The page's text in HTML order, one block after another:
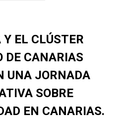
EL CLÚSTER
DE CANARIAS
UNA JORNADA
SOBRE
EN CANARIAS.